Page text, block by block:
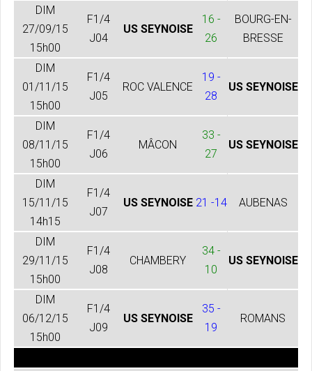
DIM
27/09/15
15h00
F1/4
J04
US SEYNOISE
16 -
26
BOURG-EN-
BRESSE
DIM
01/11/15
15h00
F1/4
J05
ROC VALENCE
19 -
28
US SEYNOISE
DIM
08/11/15
15h00
F1/4
J06
MÂCON
33 -
27
US SEYNOISE
DIM
15/11/15
14h15
F1/4
J07
US SEYNOISE 21 -14 AUBENAS
DIM
29/11/15
15h00
F1/4
J08
CHAMBERY
34 -
10
US SEYNOISE
DIM
06/12/15
15h00
F1/4
J09
US SEYNOISE
35 -
19
ROMANS